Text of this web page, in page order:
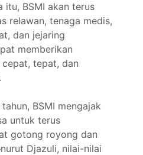
itu, BSMI akan terus
relawan, tenaga medis,
dan jejaring
memberikan
tepat, dan
BSMI mengajak
untuk terus
gotong royong dan
Djazuli, nilai-nilai